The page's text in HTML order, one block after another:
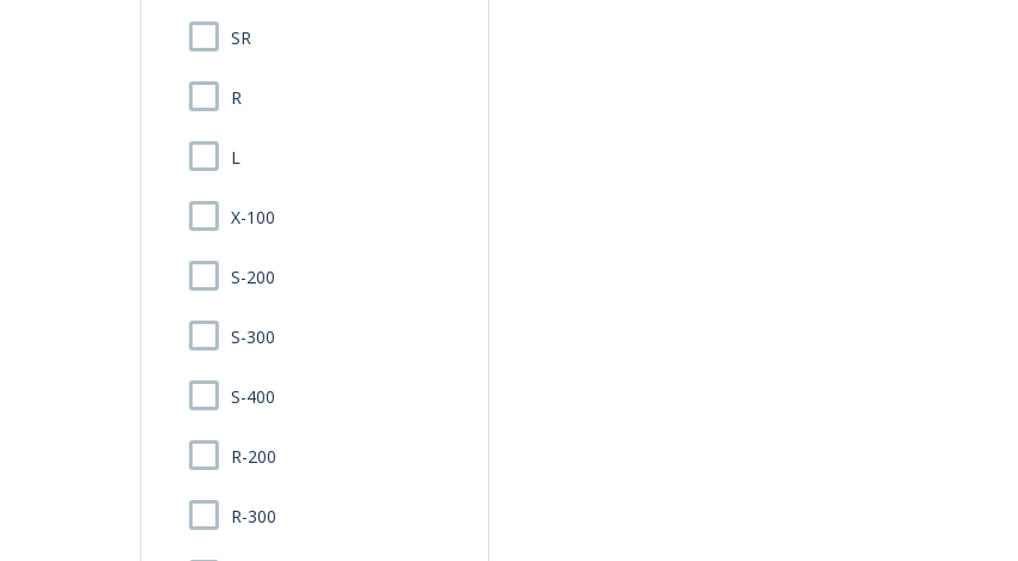
SR
R
L
X-100
S-200
S-300
S-400
R-200
R-300